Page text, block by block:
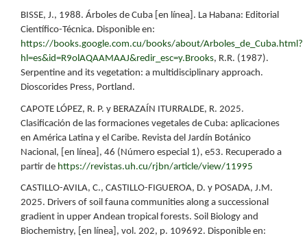
BISSE, J., 1988. Árboles de Cuba [en línea]. La Habana: Editorial
Científico-Técnica. Disponible en:
https://books.google.com.cu/books/about/Arboles_de_Cuba.html?
hl=es&id=R9olAQAAMAAJ&redir_esc=y.Brooks, R.R. (1987).
Serpentine and its vegetation: a multidisciplinary approach.
Dioscorides Press, Portland.
CAPOTE LÓPEZ, R. P. y BERAZAÍN ITURRALDE, R. 2025.
Clasificación de las formaciones vegetales de Cuba: aplicaciones
en América Latina y el Caribe. Revista del Jardín Botánico
Nacional, [en línea], 46 (Número especial 1), e53. Recuperado a
partir de https://revistas.uh.cu/rjbn/article/view/11995
CASTILLO-AVILA, C., CASTILLO-FIGUEROA, D. y POSADA, J.M.
2025. Drivers of soil fauna communities along a successional
gradient in upper Andean tropical forests. Soil Biology and
Biochemistry, [en línea], vol. 202, p. 109692. Disponible en: